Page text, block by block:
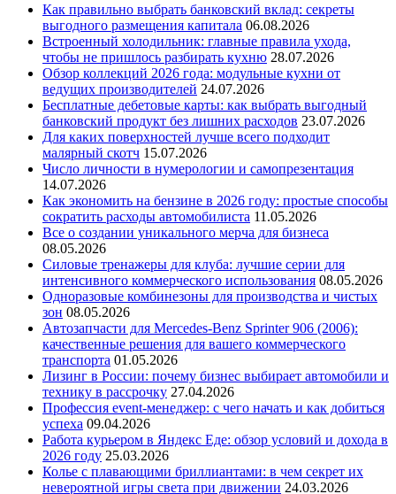
Как правильно выбрать банковский вклад: секреты
выгодного размещения капитала 06.08.2026
Встроенный холодильник: главные правила ухода,
чтобы не пришлось разбирать кухню 28.07.2026
Обзор коллекций 2026 года: модульные кухни от
ведущих производителей 24.07.2026
Бесплатные дебетовые карты: как выбрать выгодный
банковский продукт без лишних расходов 23.07.2026
Для каких поверхностей лучше всего подходит
малярный скотч 15.07.2026
Число личности в нумерологии и самопрезентация
14.07.2026
Как экономить на бензине в 2026 году: простые способы
сократить расходы автомобилиста 11.05.2026
Все о создании уникального мерча для бизнеса
08.05.2026
Силовые тренажеры для клуба: лучшие серии для
интенсивного коммерческого использования 08.05.2026
Одноразовые комбинезоны для производства и чистых
зон 08.05.2026
Автозапчасти для Mercedes-Benz Sprinter 906 (2006):
качественные решения для вашего коммерческого
транспорта 01.05.2026
Лизинг в России: почему бизнес выбирает автомобили и
технику в рассрочку 27.04.2026
Профессия event-менеджер: с чего начать и как добиться
успеха 09.04.2026
Работа курьером в Яндекс Еде: обзор условий и дохода в
2026 году 25.03.2026
Колье с плавающими бриллиантами: в чем секрет их
невероятной игры света при движении 24.03.2026